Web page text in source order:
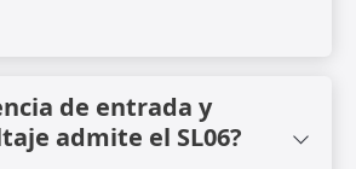
de entrada y
admite el SL06?